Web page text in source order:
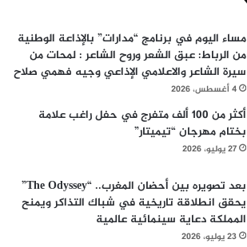
مساء اليوم في برنامج “مدارات” بالإذاعة الوطنية
من الرباط: عبق الشعر وروح الشاعر : لمحات من
سيرة الشاعر والاعلامي الإذاعي وجيه فهمي صلاح
4 أغسطس، 2026
أكثر من 100 ألف متفرج في حفل راغب علامة
بختام مهرجان “تيميتار”
27 يوليو، 2026
بعد تصويره بين أحضان المغرب.. “The Odyssey”
يحقق انطلاقة تاريخية في شباك التذاكر ويمنح
المملكة دعاية سينمائية عالمية
23 يوليو، 2026